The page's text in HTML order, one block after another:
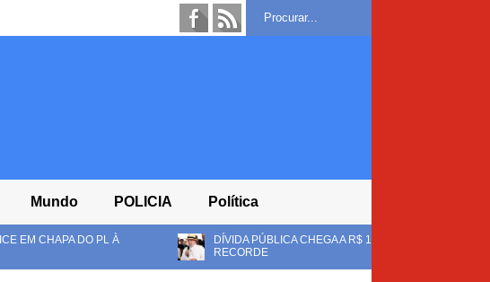
Mundo POLICIA Política
DÍVIDA PÚBLICA CHEGA A R$ 10,8 TRILHÕES E LULA DEVE ENCERRAR